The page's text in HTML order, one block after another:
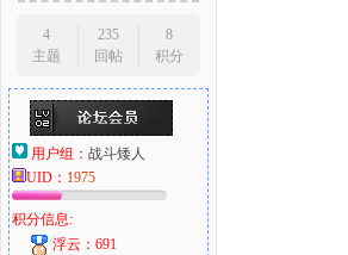
4
主题
235
回帖
8
积分
用户组： 战斗矮人
UID： 1975
积分信息:
浮云：691